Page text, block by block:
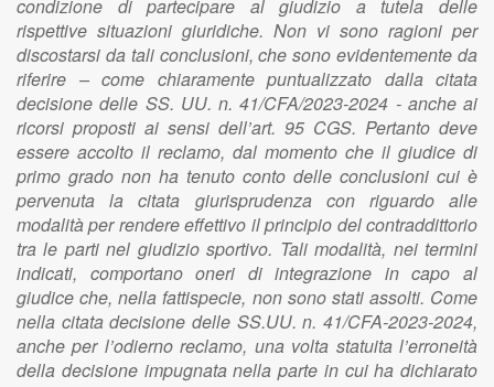
condizione di partecipare al giudizio a tutela delle
rispettive situazioni giuridiche. Non vi sono ragioni per
discostarsi da tali conclusioni, che sono evidentemente da
riferire – come chiaramente puntualizzato dalla citata
decisione delle SS. UU. n. 41/CFA/2023-2024 - anche ai
ricorsi proposti ai sensi dell’art. 95 CGS. Pertanto deve
essere accolto il reclamo, dal momento che il giudice di
primo grado non ha tenuto conto delle conclusioni cui è
pervenuta la citata giurisprudenza con riguardo alle
modalità per rendere effettivo il principio del contraddittorio
tra le parti nel giudizio sportivo. Tali modalità, nei termini
indicati, comportano oneri di integrazione in capo al
giudice che, nella fattispecie, non sono stati assolti. Come
nella citata decisione delle SS.UU. n. 41/CFA-2023-2024,
anche per l’odierno reclamo, una volta statuita l’erroneità
della decisione impugnata nella parte in cui ha dichiarato